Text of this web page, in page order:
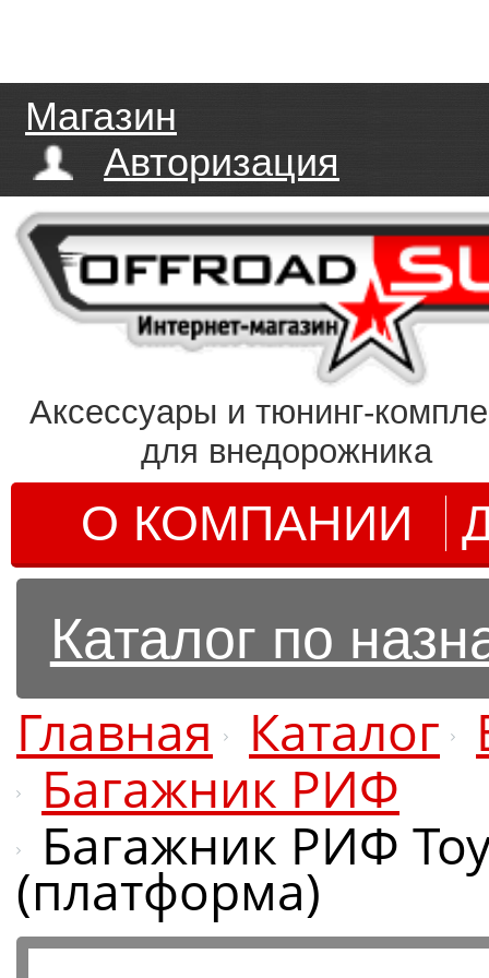
Магазин
Авторизация
Аксессуары и тюнинг-
для внедорожника
О КОМПАНИИ
Каталог по
Главная Каталог
Багажник РИФ
Багажник РИФ
(платформа)